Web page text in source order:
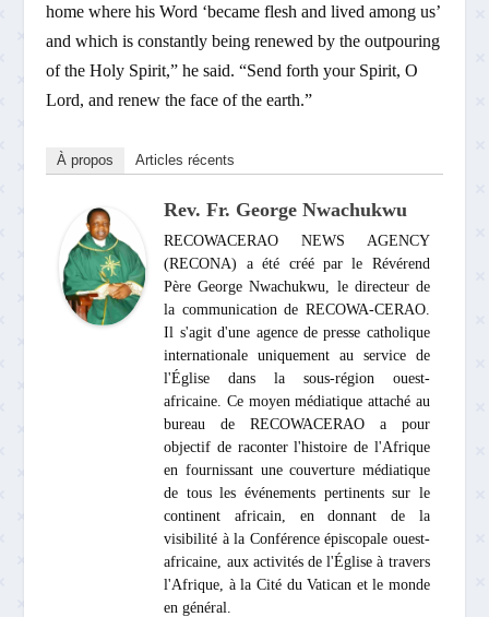
home where his Word ‘became flesh and lived among us’
and which is constantly being renewed by the outpouring
of the Holy Spirit,” he said. “Send forth your Spirit, O
Lord, and renew the face of the earth.”
À propos Articles récents
Rev. Fr. George Nwachukwu
RECOWACERAO NEWS AGENCY
(RECONA) a été créé par le Révérend
Père George Nwachukwu, le directeur de
la communication de RECOWA-CERAO.
Il s'agit d'une agence de presse catholique
internationale uniquement au service de
l'Église dans la sous-région ouest-
africaine. Ce moyen médiatique attaché au
bureau de RECOWACERAO a pour
objectif de raconter l'histoire de l'Afrique
en fournissant une couverture médiatique
de tous les événements pertinents sur le
continent africain, en donnant de la
visibilité à la Conférence épiscopale ouest-
africaine, aux activités de l'Église à travers
l'Afrique, à la Cité du Vatican et le monde
en général.